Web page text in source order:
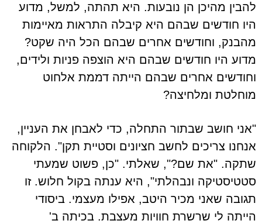
להבין מהיכן הן נובעות. היא תהתה, למשל, מדוע
היו חודשים שבהם היא קיבלה התראות מאיימות
מהבנק, וחודשים אחרים שבהם הכל היה שקט?
מדוע היו חודשים שבהם היא הוצפה פניות ולידים,
וחודשים אחרים שבהם הייתה דממת אלחוט
מוחלטת ומלחיצה?
"אני חושב שבתור התחלה, כדי לאבחן את העניין,
אנחנו צריכים לחשב חציונים וסטיית תקן". הלקוחה
שתקה. "את שם?", שאלתי. "כן, פשוט שמעתי
סטטיסטיקה ונבהלתי", היא ענתה בקול חלוש. זו
תגובה שאני מכיר היטב, אפילו מעצמי. ביסודי
הייתה לי שרשרת חוויות מעצבת. בכיתה ב'